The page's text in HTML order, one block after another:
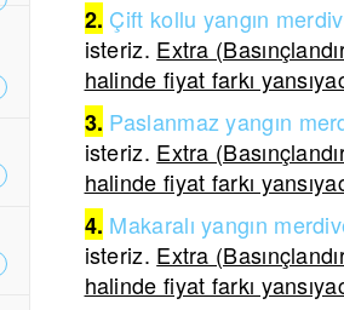
2. Çift kollu yangın
isteriz. Extra
halinde fiyat farkı
3. Paslanmaz yangın
isteriz. Extra
halinde fiyat farkı
4. Makaralı yangın
isteriz. Extra
halinde fiyat farkı